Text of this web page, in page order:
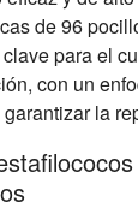
de 96
para el
con un
la